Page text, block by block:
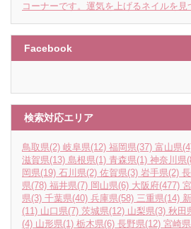
コーナーです。運気を上げるネイルを見
Facebook
検索対応エリア
鳥取県(2) 岐阜県(12) 福岡県(37) 富山県
滋賀県(13) 島根県(1) 青森県(1) 神奈川県
岡県(19) 石川県(2) 佐賀県(3) 岩手県(2)
県(78) 福井県(7) 岡山県(6) 大阪府(477)
県(3) 千葉県(40) 兵庫県(58) 三重県(14)
(11) 山口県(7) 茨城県(12) 山梨県(3) 秋田
(4) 山形県(1) 栃木県(6) 長野県(12) 宮崎県